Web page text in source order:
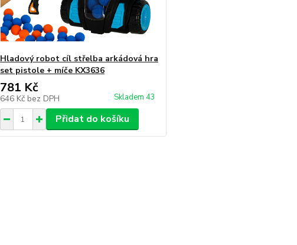
Hladový robot cíl střelba arkádová hra
set pistole + míče KX3636
781 Kč
646 Kč bez DPH Skladem 43
Přidat do košíku